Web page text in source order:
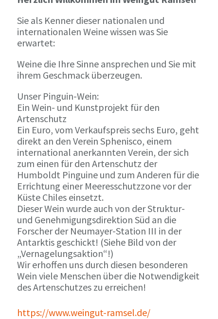
Sie als Kenner dieser nationalen und
internationalen Weine wissen was Sie
erwartet:
Weine die Ihre Sinne ansprechen und Sie mit
ihrem Geschmack überzeugen.
Unser Pinguin-Wein:
Ein Wein- und Kunstprojekt für den
Artenschutz
Ein Euro, vom Verkaufspreis sechs Euro, geht
direkt an den Verein Sphenisco, einem
international anerkannten Verein, der sich
zum einen für den Artenschutz der
Humboldt Pinguine und zum Anderen für die
Errichtung einer Meeresschutzzone vor der
Küste Chiles einsetzt.
Dieser Wein wurde auch von der Struktur-
und Genehmigungsdirektion Süd an die
Forscher der Neumayer-Station III in der
Antarktis geschickt! (Siehe Bild von der
„Vernagelungsaktion“!)
Wir erhoffen uns durch diesen besonderen
Wein viele Menschen über die Notwendigkeit
des Artenschutzes zu erreichen!
https://www.weingut-ramsel.de/